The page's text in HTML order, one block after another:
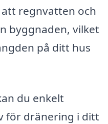
regnvatten och
byggnaden, vilket
på ditt hus
du enkelt
för dränering i ditt